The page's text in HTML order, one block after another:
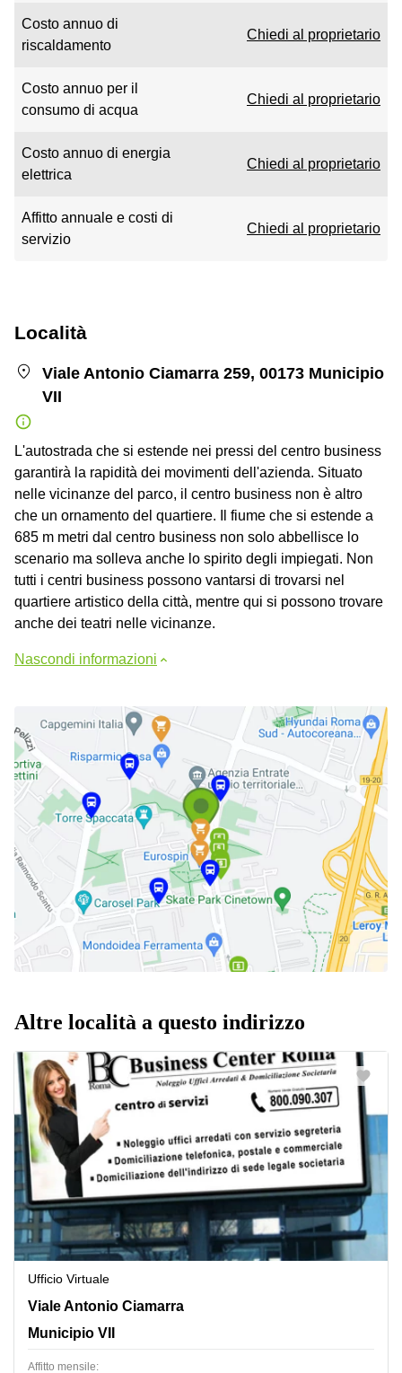
Costo annuo di
riscaldamento
Chiedi al proprietario
Costo annuo per il
consumo di acqua
Chiedi al proprietario
Costo annuo di energia
elettrica
Chiedi al proprietario
Affitto annuale e costi di
servizio
Chiedi al proprietario
Località
Viale Antonio Ciamarra 259, 00173 Municipio
VII
L'autostrada che si estende nei pressi del centro business
garantirà la rapidità dei movimenti dell'azienda. Situato
nelle vicinanze del parco, il centro business non è altro
che un ornamento del quartiere. Il fiume che si estende a
685 m metri dal centro business non solo abbellisce lo
scenario ma solleva anche lo spirito degli impiegati. Non
tutti i centri business possono vantarsi di trovarsi nel
quartiere artistico della città, mentre qui si possono trovare
anche dei teatri nelle vicinanze.
Nascondi informazioni
Altre località a questo indirizzo
Ufficio Virtuale
Viale Antonio Ciamarra 259, Municipio VII
Viale Antonio Ciamarra
Municipio VII
Affitto mensile: